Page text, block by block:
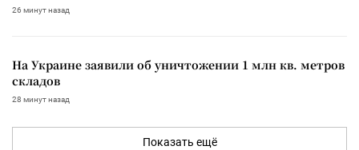
26 минут назад
На Украине заявили об уничтожении 1 млн кв. метров
складов
28 минут назад
Показать ещё